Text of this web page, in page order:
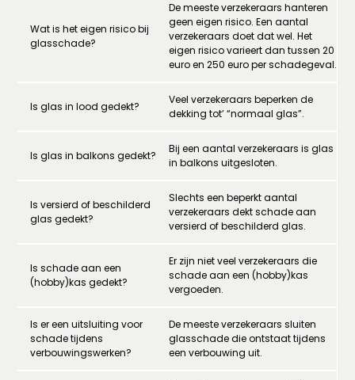
Wat is het eigen risico bij
glasschade?
De meeste verzekeraars hanteren
geen eigen risico. Een aantal
verzekeraars doet dat wel. Het
eigen risico varieert dan tussen 20
euro en 250 euro per schadegeval.
Is glas in lood gedekt?
Veel verzekeraars beperken de
dekking tot’ “normaal glas”.
Is glas in balkons gedekt?
Bij een aantal verzekeraars is glas
in balkons uitgesloten.
Is versierd of beschilderd
glas gedekt?
Slechts een beperkt aantal
verzekeraars dekt schade aan
versierd of beschilderd glas.
Is schade aan een
(hobby)kas gedekt?
Er zijn niet veel verzekeraars die
schade aan een (hobby)kas
vergoeden.
Is er een uitsluiting voor
schade tijdens
verbouwingswerken?
De meeste verzekeraars sluiten
glasschade die ontstaat tijdens
een verbouwing uit.